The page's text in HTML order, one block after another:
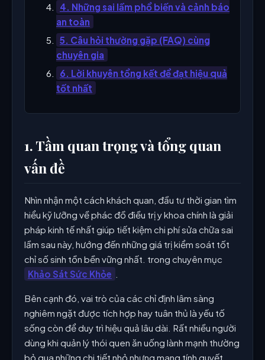
4. Những sai lầm phổ biến và cảnh báo
an toàn
5. Câu hỏi thường gặp (FAQ) cùng
chuyên gia
6. Lời khuyên tổng kết để đạt hiệu quả
tốt nhất
1. Tầm quan trọng và tổng quan
vấn đề
Nhìn nhận một cách khách quan, đầu tư thời gian tìm
hiểu kỹ lưỡng về phác đồ điều trị y khoa chính là giải
pháp kinh tế nhất giúp tiết kiệm chi phí sửa chữa sai
lầm sau này, hướng đến những giá trị kiểm soát tốt
chỉ số sinh tồn bền vững nhất. trong chuyên mục
Khảo Sát Sức Khỏe
Bên cạnh đó, vai trò của các chỉ định lâm sàng
nghiêm ngặt được tích hợp hay tuân thủ là yếu tố
sống còn để duy trì hiệu quả lâu dài. Rất nhiều người
dùng khi quản lý thói quen ăn uống lành mạnh thường
bỏ qua những chi tiết nhỏ nhưng mang tính quyết